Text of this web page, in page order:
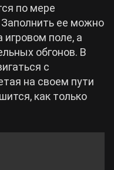
по мере
ее можно
поле, а
обгонов. В
с
на своем пути
как только